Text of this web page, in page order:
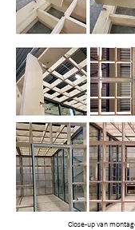
Close-up van